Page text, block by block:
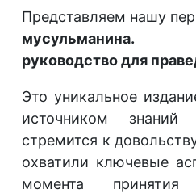
Представляем нашу
мусульманина.
руководство для
Это уникальное
источником
стремится к
охватили ключевые
момента